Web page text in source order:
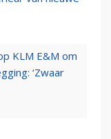
KLM E&M om
‘Zwaar